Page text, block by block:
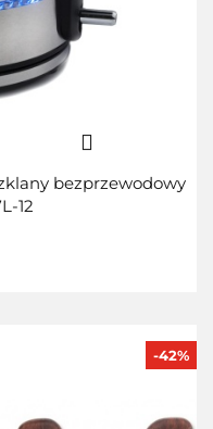
bezprzewodowy
12
-42%